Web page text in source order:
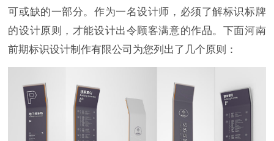
可或缺的一部分。作为一名设计师，必须了解标识标牌
的设计原则，才能设计出令顾客满意的作品。下面河南
前期标识设计制作有限公司为您列出了几个原则：